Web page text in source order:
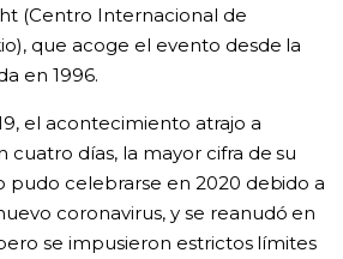
(Centro Internacional de
que acoge el evento desde la
en 1996.
el acontecimiento atrajo a
cuatro días, la mayor cifra de su
pudo celebrarse en 2020 debido a
coronavirus, y se reanudó en
se impusieron estrictos límites